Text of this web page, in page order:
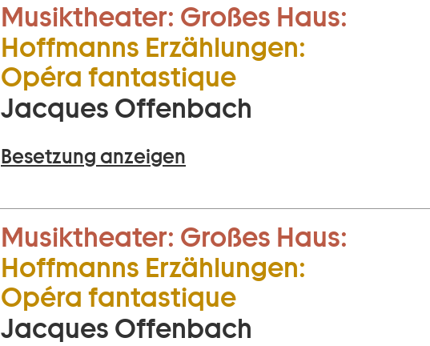
Musiktheater: Großes Haus:
Hoffmanns Erzählungen:
Opéra fantastique
Jacques Offenbach
Besetzung anzeigen
Musiktheater: Großes Haus:
Hoffmanns Erzählungen:
Opéra fantastique
Jacques Offenbach